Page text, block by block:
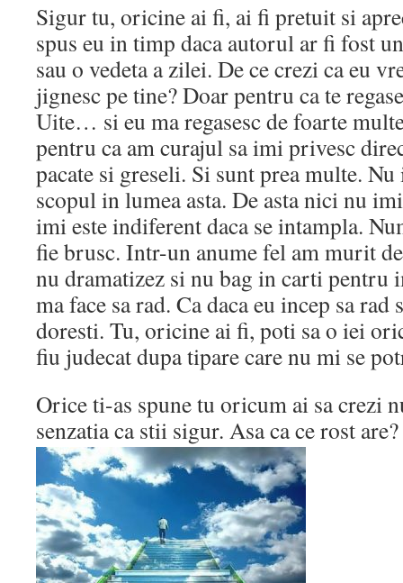
Sigur tu, oricine ai fi, ai fi pretuit si
spus eu in timp daca autorul ar fi fost
sau o vedeta a zilei. De ce crezi ca eu
jignesc pe tine? Doar pentru ca te
Uite… si eu ma regasesc de foarte
pentru ca am curajul sa imi privesc
pacate si greseli. Si sunt prea multe.
scopul in lumea asta. De asta nici nu
imi este indiferent daca se intampla.
fie brusc. Intr-un anume fel am murit
nu dramatizez si nu bag in carti pentru
ma face sa rad. Ca daca eu incep sa
doresti. Tu, oricine ai fi, poti sa o iei
fiu judecat dupa tipare care nu mi se
Orice ti-as spune tu oricum ai sa crezi
senzatia ca stii sigur. Asa ca ce rost are?